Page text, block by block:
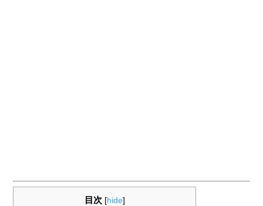
目次 [hide]